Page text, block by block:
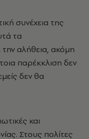
συνέχεια της
τα
αλήθεια, ακόμη
παρέκκλιση δεν
δεν θα
και
Στους πολίτες